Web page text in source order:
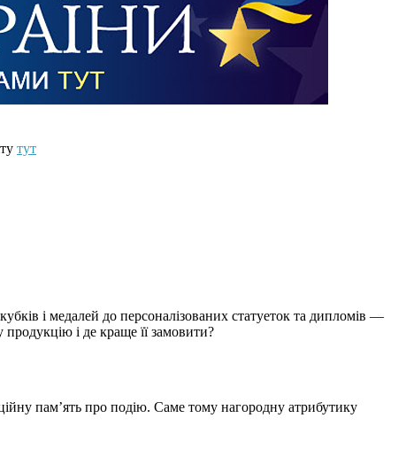
тут
і медалей до персоналізованих статуеток та дипломів —
і де краще її замовити?
пам’ять про подію. Саме тому нагородну атрибутику